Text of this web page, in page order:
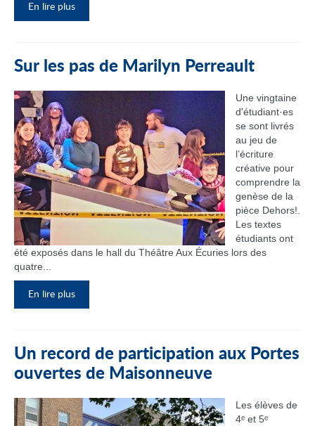
En lire plus
Sur les pas de Marilyn Perreault
Une vingtaine
d'étudiant·es
se sont livrés
au jeu de
l’écriture
créative pour
comprendre la
genèse de la
pièce Dehors!.
Les textes
étudiants ont
été exposés dans le hall du Théâtre Aux Écuries lors des
quatre...
En lire plus
Un record de participation aux Portes
ouvertes de Maisonneuve
Les élèves de
4ᵉ et 5ᵉ